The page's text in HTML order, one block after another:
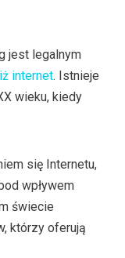
jest legalnym
internet. Istnieje
wieku, kiedy
się Internetu,
wpływem
świecie
którzy oferują